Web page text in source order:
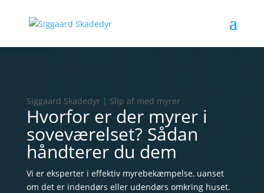
Siggaard Skadedyr | Slip af med myrer
Hvorfor er der myrer i
soveværelset? Sådan
håndterer du dem
Vi er eksperter i effektiv myrebekæmpelse, uanset
om det er indendørs eller udendørs omkring huset.